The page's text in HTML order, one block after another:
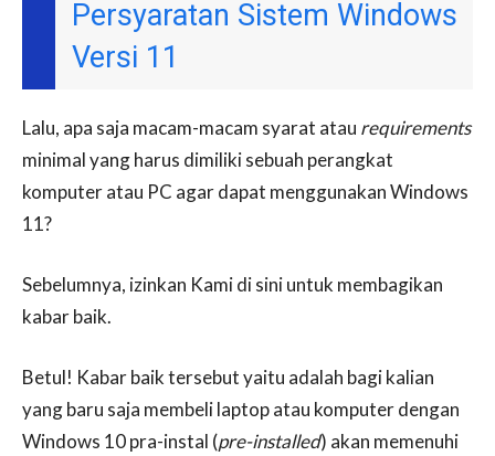
Persyaratan Sistem Windows
Versi 11
Lalu, apa saja macam-macam syarat atau requirements
minimal yang harus dimiliki sebuah perangkat
komputer atau PC agar dapat menggunakan Windows
11?
Sebelumnya, izinkan Kami di sini untuk membagikan
kabar baik.
Betul! Kabar baik tersebut yaitu adalah bagi kalian
yang baru saja membeli laptop atau komputer dengan
Windows 10 pra-instal (pre-installed) akan memenuhi